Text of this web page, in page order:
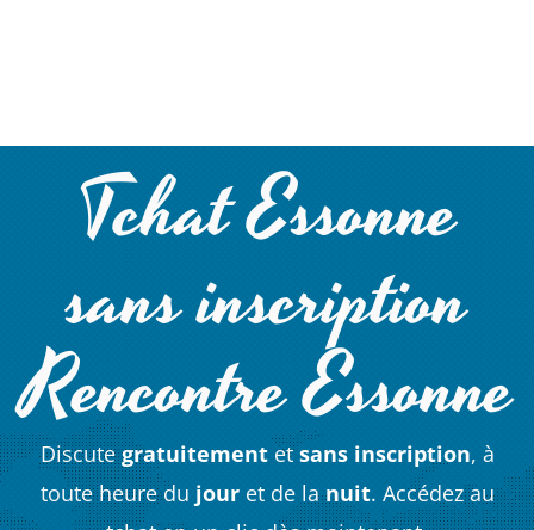
Tchat Essonne
sans inscription
Rencontre Essonne
Discutegratuitementetsans inscription, à
toute heure du jouret de lanuit. Accédez au